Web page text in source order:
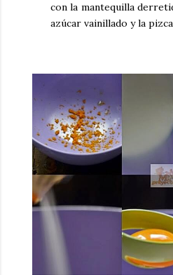
con la mantequilla
azúcar vainillado y la